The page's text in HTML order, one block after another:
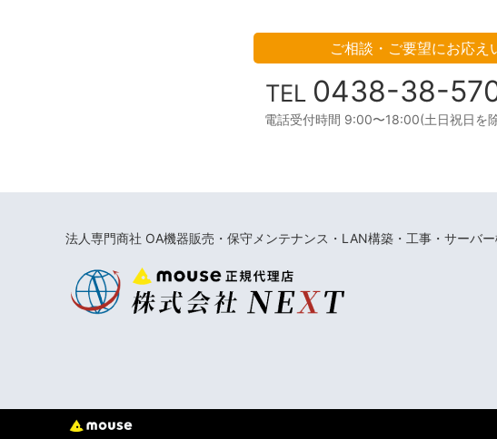
ご相談・ご要望にお応え
TEL 0438-38-
電話受付時間 9:00〜18:00(土日祝日を
法人専門商社 OA機器販売・保守メンテナンス・LAN構築・工事・サーバ